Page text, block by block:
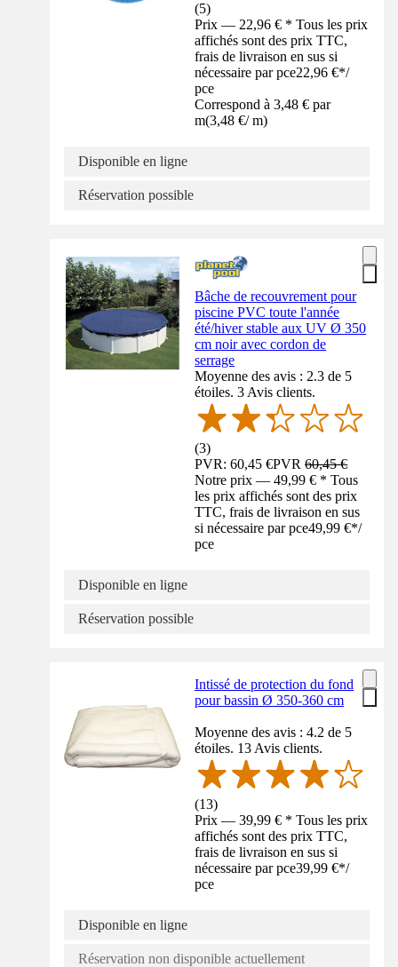
(5)
Prix — 22,96 € * Tous les prix
affichés sont des prix TTC,
frais de livraison en sus si
nécessaire par pce22,96 €*/
pce
Correspond à 3,48 € par
m(3,48 €/ m)
Disponible en ligne
Réservation possible
Bâche de recouvrement pour
piscine PVC toute l'année
été/hiver stable aux UV Ø 350
cm noir avec cordon de
serrage
Moyenne des avis : 2.3 de 5
étoiles. 3 Avis clients.
(3)
PVR: 60,45 €PVR60,45 €
Notre prix — 49,99 € * Tous
les prix affichés sont des prix
TTC, frais de livraison en sus
si nécessaire par pce49,99 €*/
pce
Disponible en ligne
Réservation possible
Intissé de protection du fond
pour bassin Ø 350-360 cm
Moyenne des avis : 4.2 de 5
étoiles. 13 Avis clients.
(13)
Prix — 39,99 € * Tous les prix
affichés sont des prix TTC,
frais de livraison en sus si
nécessaire par pce39,99 €*/
pce
Disponible en ligne
Réservation non disponible actuellement